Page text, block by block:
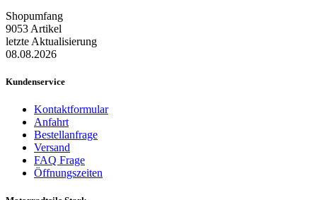
Shopumfang
9053 Artikel
letzte Aktualisierung
08.08.2026
Kundenservice
Kontaktformular
Anfahrt
Bestellanfrage
Versand
FAQ Frage
Öffnungszeiten